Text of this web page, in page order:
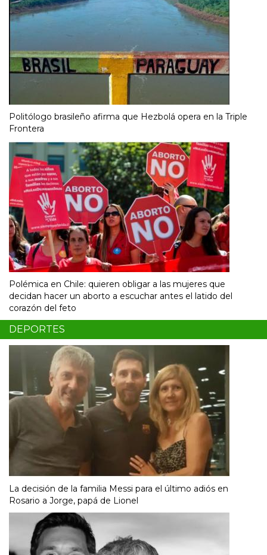
Politólogo brasileño afirma que Hezbolá opera en la Triple
Frontera
Polémica en Chile: quieren obligar a las mujeres que
decidan hacer un aborto a escuchar antes el latido del
corazón del feto
DEPORTES
La decisión de la familia Messi para el último adiós en
Rosario a Jorge, papá de Lionel